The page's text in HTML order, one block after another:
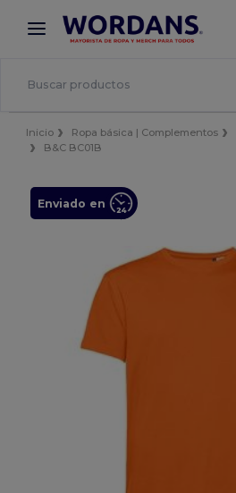
× App de Wordans
¡Mejores precios en app!
Inicio Ropa básica | Complementos
B&C BC01B
Enviado en